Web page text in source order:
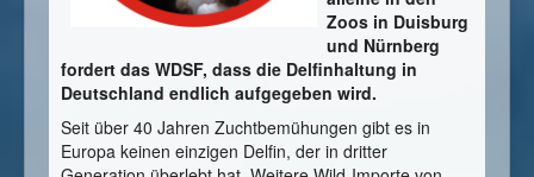
Zoos in Duisburg
und Nürnberg
fordert das WDSF, dass die Delfinhaltung in
Deutschland endlich aufgegeben wird.
Seit über 40 Jahren Zuchtbemühungen gibt es in
Europa keinen einzigen Delfin, der in dritter